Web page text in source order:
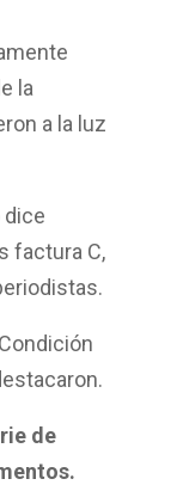
la
a la luz
dice
factura C,
Condición
de